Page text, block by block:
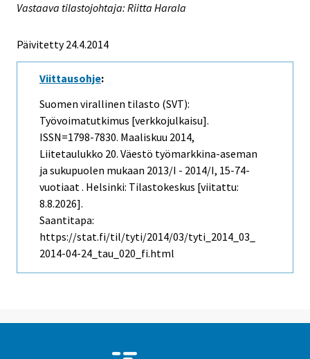
Vastaava tilastojohtaja: Riitta Harala
Päivitetty 24.4.2014
Viittausohje:
Suomen virallinen tilasto (SVT):
Työvoimatutkimus [verkkojulkaisu].
ISSN=1798-7830. Maaliskuu 2014,
Liitetaulukko 20. Väestö työmarkkina-aseman
ja sukupuolen mukaan 2013/I - 2014/I, 15-74-
vuotiaat . Helsinki: Tilastokeskus [viitattu:
8.8.2026].
Saantitapa:
https://stat.fi/til/tyti/2014/03/tyti_2014_03_
2014-04-24_tau_020_fi.html